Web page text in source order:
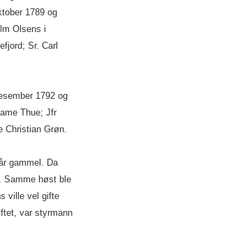
1789 og
Olsens i
Sr. Carl
1792 og
Thue; Jfr
Christian Grøn.
gammel. Da
Samme høst ble
ville vel gifte
var styrmann